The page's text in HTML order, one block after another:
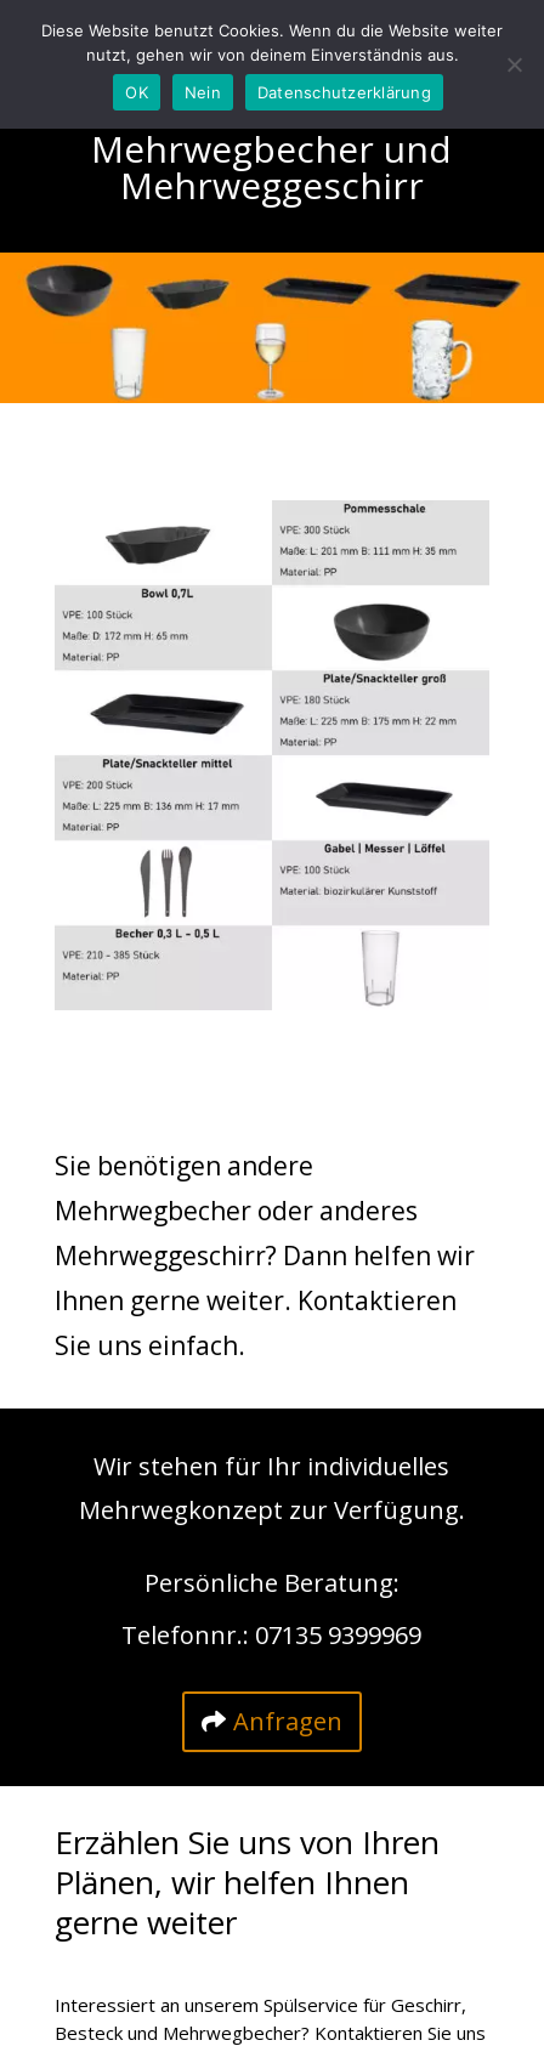
Mehrwegbecher und
Mehrweggeschirr
Sie benötigen andere
Mehrwegbecher oder anderes
Mehrweggeschirr? Dann helfen wir
Ihnen gerne weiter. Kontaktieren
Sie uns einfach.
Wir stehen für Ihr individuelles
Mehrwegkonzept zur Verfügung.
Persönliche Beratung:
Telefonnr.: 07135 9399969
Anfragen
Erzählen Sie uns von Ihren
Plänen, wir helfen Ihnen
gerne weiter
Interessiert an unserem Spülservice für Geschirr,
Besteck und Mehrwegbecher? Kontaktieren Sie uns
Diese Website benutzt Cookies. Wenn du die Website weiter
nutzt, gehen wir von deinem Einverständnis aus.
OK
Nein Datenschutzerklärung